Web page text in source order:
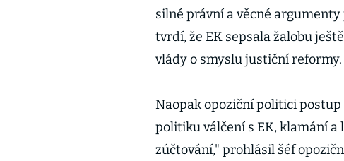
silné právní a věcné argumenty
tvrdí, že EK sepsala žalobu
vlády o smyslu justiční reformy.
Naopak opoziční politici
politiku válčení s EK, klamání a
zúčtování," prohlásil šéf